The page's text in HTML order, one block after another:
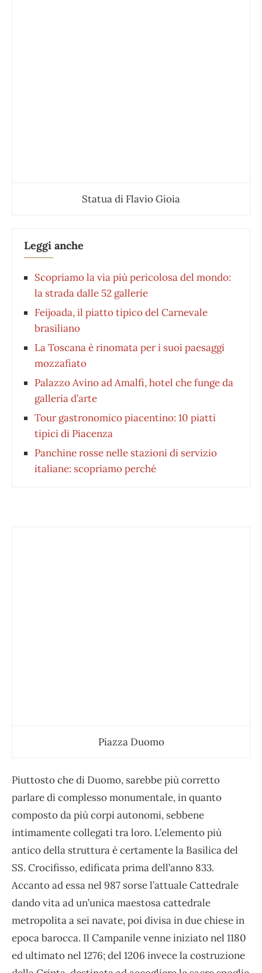
Statua di Flavio Gioia
Leggi anche
Scopriamo la via più pericolosa del mondo:
la strada dalle 52 gallerie
Feijoada, il piatto tipico del Carnevale
brasiliano
La Toscana è rinomata per i suoi paesaggi
mozzafiato
Palazzo Avino ad Amalfi, hotel che funge da
galleria d’arte
Tour gastronomico piacentino: 10 piatti
tipici di Piacenza
Panchine rosse nelle stazioni di servizio
italiane: scopriamo perché
Piazza Duomo
Piuttosto che di Duomo, sarebbe più corretto
parlare di complesso monumentale, in quanto
composto da più corpi autonomi, sebbene
intimamente collegati tra loro. L’elemento più
antico della struttura è certamente la Basilica del
SS. Crocifisso, edificata prima dell’anno 833.
Accanto ad essa nel 987 sorse l’attuale Cattedrale
dando vita ad un’unica maestosa cattedrale
metropolita a sei navate, poi divisa in due chiese in
epoca barocca. Il Campanile venne iniziato nel 1180
ed ultimato nel 1276; del 1206 invece la costruzione